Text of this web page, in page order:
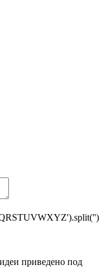
приведено под